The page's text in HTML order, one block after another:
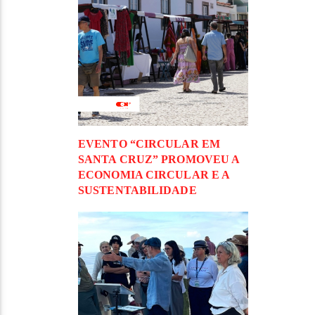
EVENTO “CIRCULAR EM
SANTA CRUZ” PROMOVEU A
ECONOMIA CIRCULAR E A
SUSTENTABILIDADE